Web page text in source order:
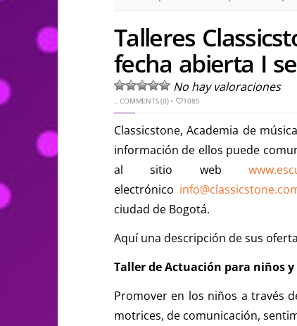
Talleres
fecha abierta I
No hay valoraciones
..COMMENTS (0)• 1085
Classicstone, Academia de
información de ellos puede
al sitio web
electrónico
ciudad de Bogotá.
Aquí una descripción de sus
Taller de Actuación para niños
Promover en los niños a través
motrices, de comunicación,